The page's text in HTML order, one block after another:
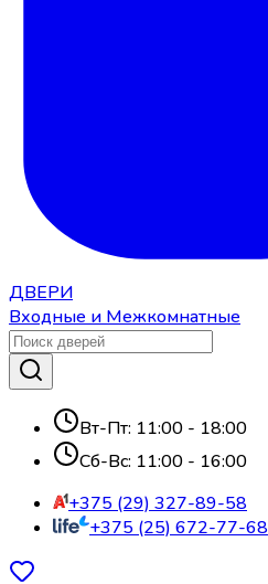
ДВЕРИ
Входные и Межкомнатные
Вт-Пт: 11:00 - 18:00
Сб-Вс: 11:00 - 16:00
+375 (29) 327-89-58
+375 (25) 672-77-68